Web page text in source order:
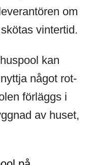
om
vintertid.
kan
något rot-
förläggs i
av huset,